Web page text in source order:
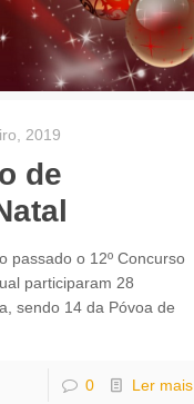
2019
de
passado o 12º Concurso
participaram 28
sendo 14 da Póvoa de
0 Ler mais